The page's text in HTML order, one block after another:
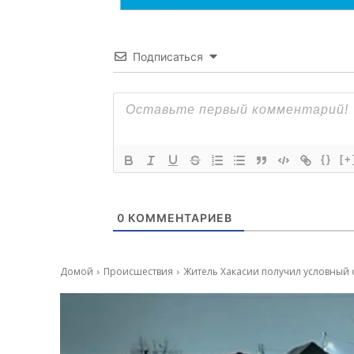
Подписаться
{}
0 КОММЕНТАРИЕВ